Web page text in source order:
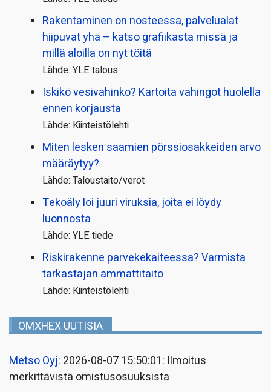
Rakentaminen on nosteessa, palvelualat
hiipuvat yhä – katso grafiikasta missä ja
millä aloilla on nyt töitä
Lähde: YLE talous
Iskikö vesivahinko? Kartoita vahingot huolella
ennen korjausta
Lähde: Kiinteistölehti
Miten lesken saamien pörssi­osakkeiden arvo
määräytyy?
Lähde: Taloustaito/verot
Tekoäly loi juuri viruksia, joita ei löydy
luonnosta
Lähde: YLE tiede
Riskirakenne parvekekaiteessa? Varmista
tarkastajan ammattitaito
Lähde: Kiinteistölehti
OMXHEX UUTISIA
Metso Oyj: 2026-08-07 15:50:01: Ilmoitus
merkittävistä omistusosuuksista